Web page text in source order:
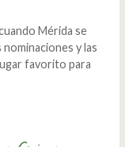
Mérida se
y las
favorito para